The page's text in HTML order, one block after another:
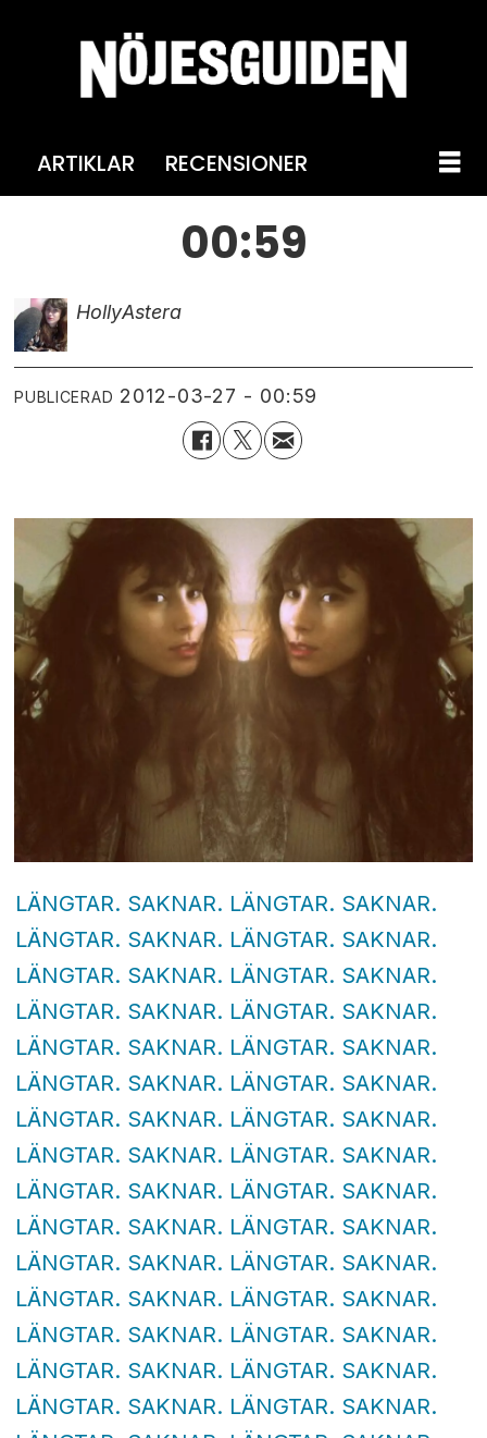
ARTIKLAR RECENSIONER
00:59
HollyAstera
PUBLICERAD 2012-03-27 - 00:59
LÄNGTAR. SAKNAR. LÄNGTAR. SAKNAR.
LÄNGTAR. SAKNAR. LÄNGTAR. SAKNAR.
LÄNGTAR. SAKNAR. LÄNGTAR. SAKNAR.
LÄNGTAR. SAKNAR. LÄNGTAR. SAKNAR.
LÄNGTAR. SAKNAR. LÄNGTAR. SAKNAR.
LÄNGTAR. SAKNAR. LÄNGTAR. SAKNAR.
LÄNGTAR. SAKNAR. LÄNGTAR. SAKNAR.
LÄNGTAR. SAKNAR. LÄNGTAR. SAKNAR.
LÄNGTAR. SAKNAR. LÄNGTAR. SAKNAR.
LÄNGTAR. SAKNAR. LÄNGTAR. SAKNAR.
LÄNGTAR. SAKNAR. LÄNGTAR. SAKNAR.
LÄNGTAR. SAKNAR. LÄNGTAR. SAKNAR.
LÄNGTAR. SAKNAR. LÄNGTAR. SAKNAR.
LÄNGTAR. SAKNAR. LÄNGTAR. SAKNAR.
LÄNGTAR. SAKNAR. LÄNGTAR. SAKNAR.